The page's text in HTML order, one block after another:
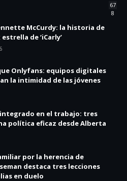
67
8
McCurdy: la historia de
de ‘iCarly’
Onlyfans: equipos digitales
la intimidad de las jóvenes
en el trabajo: tres
política eficaz desde Alberta
por la herencia de
destaca tres lecciones
en duelo